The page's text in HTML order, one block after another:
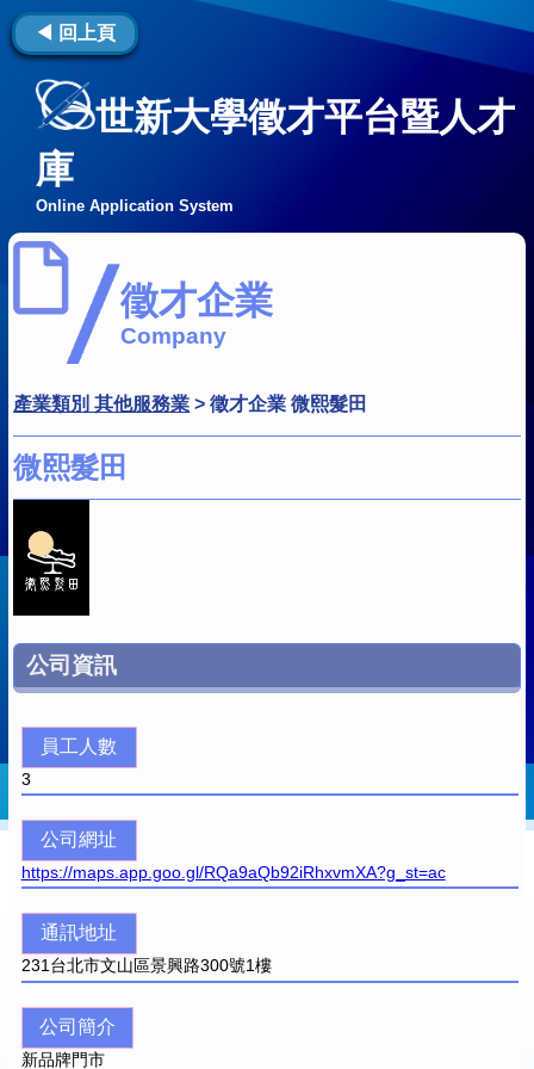
◀ 回上頁
世新大學徵才平台暨人才
庫
Online Application System
徵才企業
Company
產業類別 其他服務業 >徵才企業 微熙髮田
微熙髮田
公司資訊
員工人數
3
公司網址
https://maps.app.goo.gl/RQa9aQb92iRhxvmXA?g_st=ac
通訊地址
231台北市文山區景興路300號1樓
公司簡介
新品牌門市